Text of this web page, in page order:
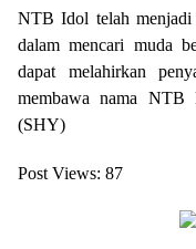
NTB Idol telah menjadi
dalam mencari muda
dapat melahirkan
membawa nama NTB
(SHY)
Post Views: 87